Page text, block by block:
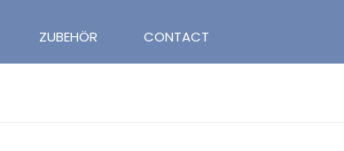
ZUBEHÖR CONTACT